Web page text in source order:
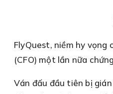
FlyQuest, niềm hy vọng
(CFO) một lần nữa
Ván đấu đầu tiên bị